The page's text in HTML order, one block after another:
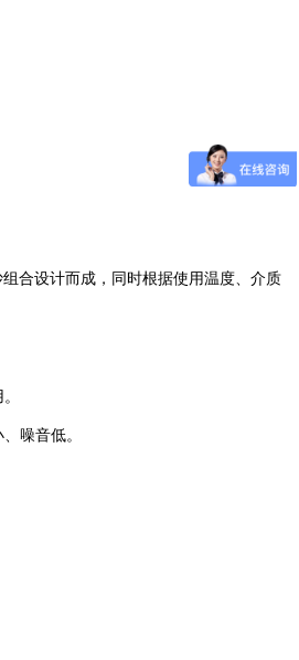
合设计而成，同时根据使用温度、介质
噪音低。